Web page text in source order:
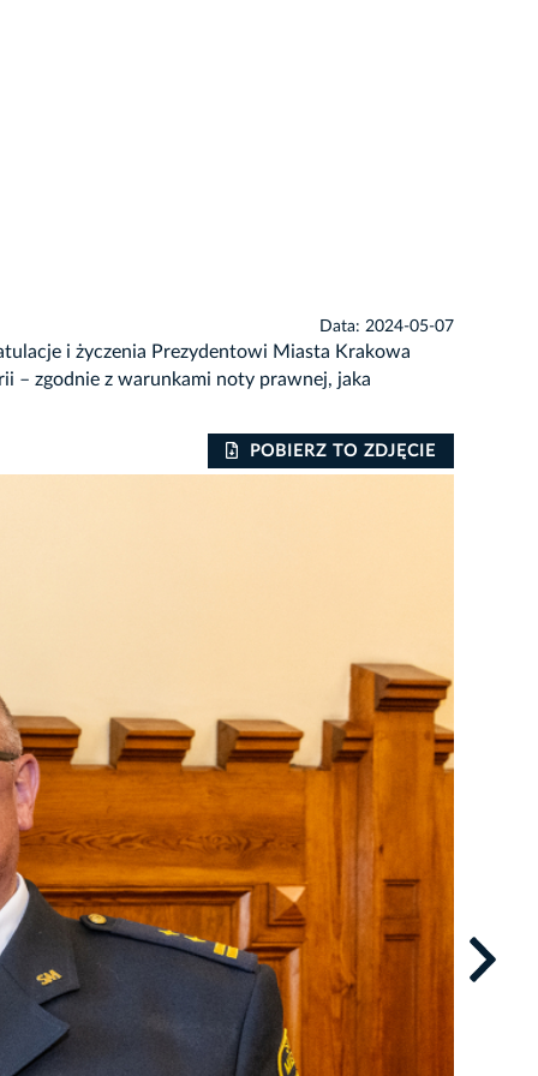
Data: 2024-05-07
i życzenia Prezydentowi Miasta Krakowa
– zgodnie z warunkami noty prawnej, jaka
POBIERZ TO ZDJĘCIE